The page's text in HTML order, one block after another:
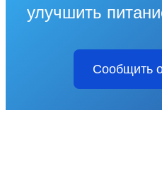
улучшить
Сообщить